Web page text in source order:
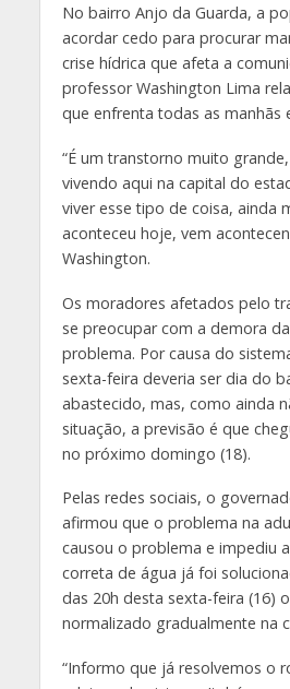
No bairro Anjo da Guarda, a
acordar cedo para procurar
crise hídrica que afeta a
professor Washington Lima
que enfrenta todas as manhãs
“É um transtorno muito
vivendo aqui na capital do
viver esse tipo de coisa, ainda
aconteceu hoje, vem
Washington.
Os moradores afetados pelo
se preocupar com a demora
problema. Por causa do
sexta-feira deveria ser dia do
abastecido, mas, como ainda
situação, a previsão é que
no próximo domingo (18).
Pelas redes sociais, o
afirmou que o problema na
causou o problema e impediu
correta de água já foi
das 20h desta sexta-feira (16)
normalizado gradualmente na
“Informo que já resolvemos o